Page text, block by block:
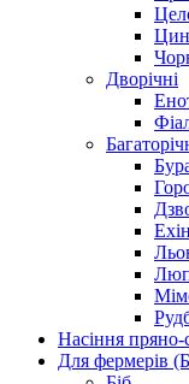
Дворічні
Насіння пряно-
Для фермерів